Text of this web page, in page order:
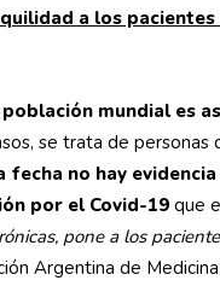
a los
mundial es
se trata de
fecha no hay
por el Covid-19 que
pone a los
Argentina de